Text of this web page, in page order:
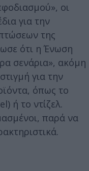
οι
για την
της
ότι η Ένωση
σενάρια», ακόμη
για την
όπως το
ή το ντίζελ.
παρά να